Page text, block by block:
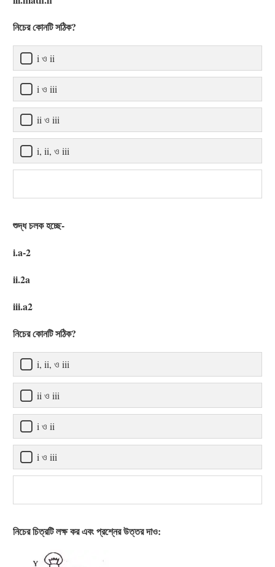
নিচের কোনটি সঠিক?
i ও ii
i ও iii
ii ও iii
i, ii, ও iii
শুদ্ধ চলক হচ্ছে-
i.a-2
ii.2a
iii.a2
নিচের কোনটি সঠিক?
i, ii, ও iii
ii ও iii
i ও ii
i ও iii
নিচের চিত্রটি লক্ষ কর এবং প্রশ্নের উত্তর দাও: